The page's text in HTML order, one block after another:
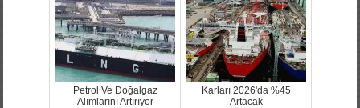
Petrol Ve Doğalgaz
Alımlarını Artırıyor
Karları 2026'da %45
Artacak